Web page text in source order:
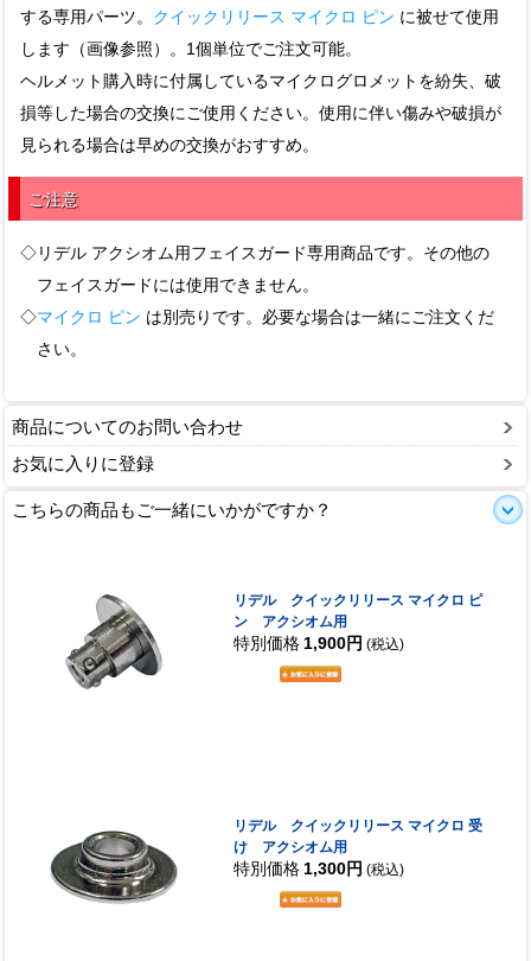
する専用パーツ。 クイックリリース マイクロ ピン に被せて使用
します（画像参照）。1個単位でご注文可能。
ヘルメット購入時に付属しているマイクログロメットを紛失、破
損等した場合の交換にご使用ください。使用に伴い傷みや破損が
見られる場合は早めの交換がおすすめ。
ご注意
◇リデル アクシオム用フェイスガード専用商品です。その他の
フェイスガードには使用できません。
◇マイクロ ピン は別売りです。必要な場合は一緒にご注文くだ
さい。
商品についてのお問い合わせ
お気に入りに登録
こちらの商品もご一緒にいかがですか？
リデル クイックリリース マイクロ ピ
ン アクシオム用
特別価格 1,900円 (税込)
リデル クイックリリース マイクロ 受
け アクシオム用
特別価格 1,300円 (税込)